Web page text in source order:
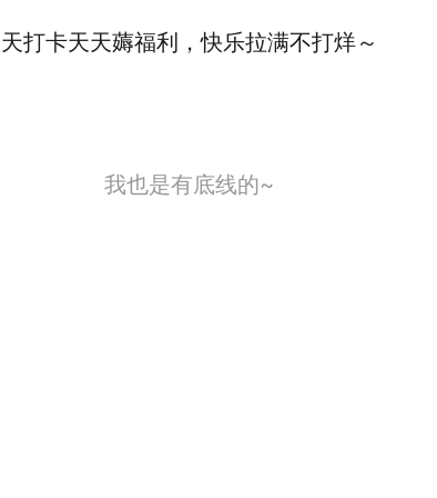
打卡天天薅福利，快乐拉满不打烊～
我也是有底线的~